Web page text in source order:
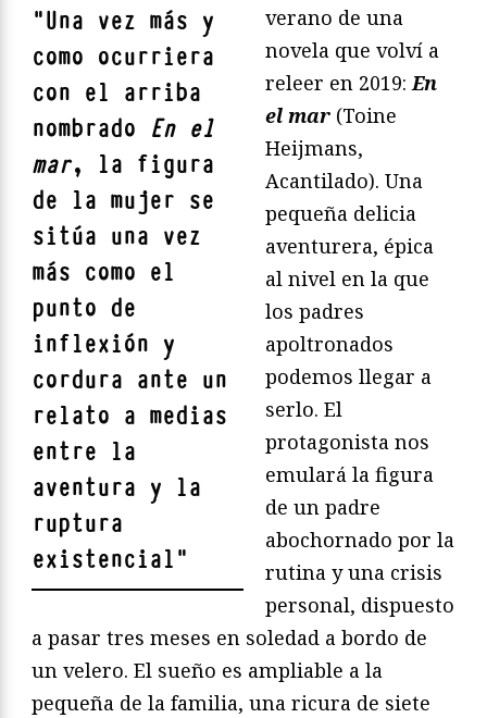
"Una vez más y
como ocurriera
con el arriba
nombrado En el
mar, la figura
de la mujer se
sitúa una vez
más como el
punto de
inflexión y
cordura ante un
relato a medias
entre la
aventura y la
ruptura
existencial"
verano de una
novela que volví a
releer en 2019:En
el mar (Toine
Heijmans,
Acantilado). Una
pequeña delicia
aventurera, épica
al nivel en la que
los padres
apoltronados
podemos llegar a
serlo. El
protagonista nos
emulará la figura
de un padre
abochornado por la
rutina y una crisis
personal, dispuesto
a pasar tres meses en soledad a bordo de
un velero. El sueño es ampliable a la
pequeña de la familia, una ricura de siete